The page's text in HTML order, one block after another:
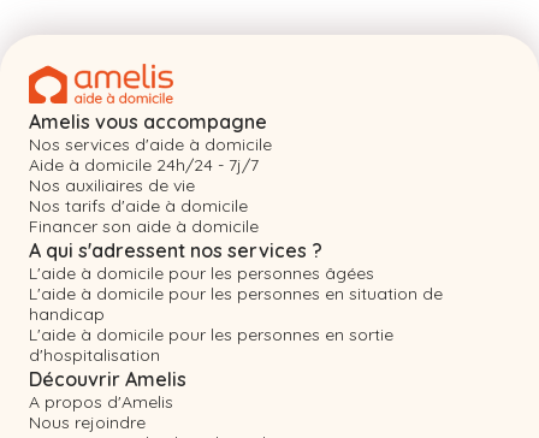
Amelis vous accompagne
Nos services d'aide à domicile
Aide à domicile 24h/24 - 7j/7
Nos auxiliaires de vie
Nos tarifs d'aide à domicile
Financer son aide à domicile
A qui s'adressent nos services ?
L'aide à domicile pour les personnes âgées
L'aide à domicile pour les personnes en situation de
handicap
L'aide à domicile pour les personnes en sortie
d'hospitalisation
Découvrir Amelis
A propos d'Amelis
Nous rejoindre